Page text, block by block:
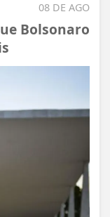
08 DE AGO
Bolsonaro